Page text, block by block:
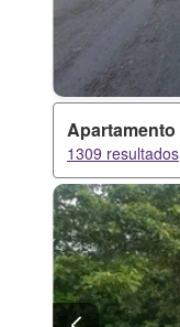
Apartamento
1309 resultados